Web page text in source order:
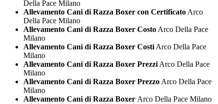
Della Pace Milano
Allevamento Cani di Razza Boxer con Certificato Arco
Della Pace Milano
Allevamento Cani di Razza Boxer Costo Arco Della Pace
Milano
Allevamento Cani di Razza Boxer Costi Arco Della Pace
Milano
Allevamento Cani di Razza Boxer Prezzi Arco Della Pace
Milano
Allevamento Cani di Razza Boxer Prezzo Arco Della Pace
Milano
Allevamento Cani di Razza Boxer Arco Della Pace Milano